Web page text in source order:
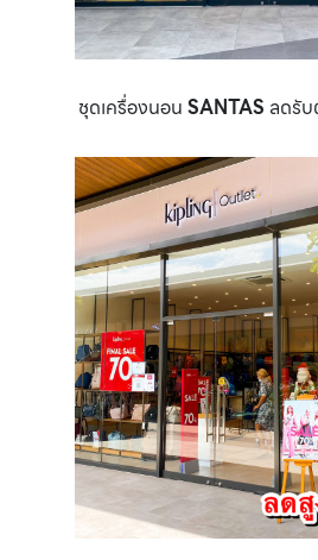
ชุดเครื่องนอน SANTAS ลดรั